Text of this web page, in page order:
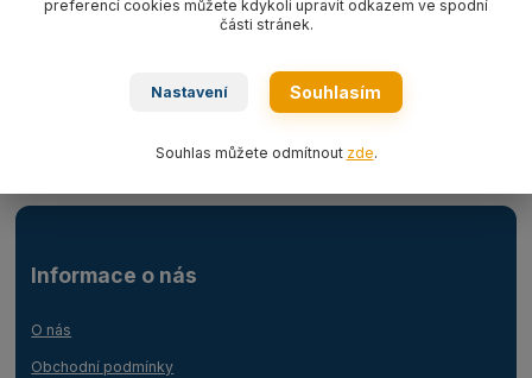
Příslušenství/náhradní díly G8
Příslušenství/náhradní díly G10
Informace o nás
O nás
Obchodní podmínky
preferencí cookies můžete kdykoli upravit odkazem ve spodní
části stránek.
Nastavení Souhlasím
Souhlas můžete odmítnout zde.